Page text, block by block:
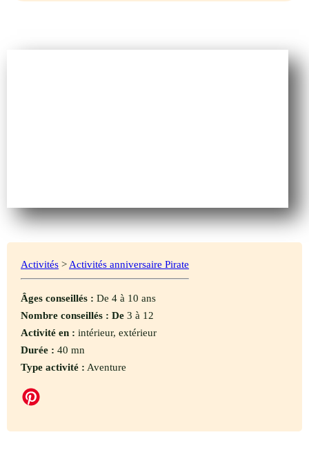
Activités > Activités anniversaire Pirate
Âges conseillés : De 4 à 10 ans
Nombre conseillés : De 3 à 12
Activité en : intérieur, extérieur
Durée : 40 mn
Type activité : Aventure